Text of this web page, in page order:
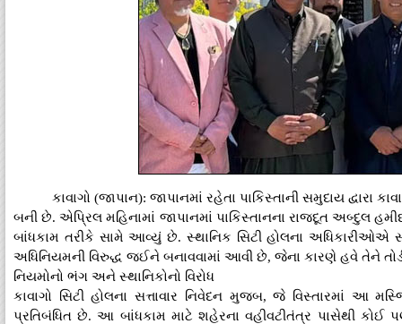
કાવાગો (જાપાન): જાપાનમાં રહેતા પાકિસ્તાની સમુદાય દ્વારા
બની છે. એપ્રિલ મહિનામાં જાપાનમાં પાકિસ્તાનના રાજદૂત અબ્દુલ
બાંધકામ તરીકે સામે આવ્યું છે. સ્થાનિક સિટી હોલના
અધિનિયમની વિરુદ્ધ જઈને બનાવવામાં આવી છે, જેના કારણે હવે તેને
નિયમોનો ભંગ અને સ્થાનિકોનો વિરોધ
કાવાગો સિટી હોલના સત્તાવાર નિવેદન મુજબ, જે વિસ્તારમાં આ
પ્રતિબંધિત છે. આ બાંધકામ માટે શહેરના વહીવટીતંત્ર પાસેથી કોઈ